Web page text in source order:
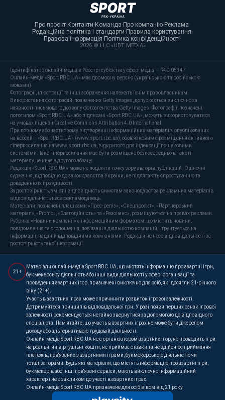
Про проєкт·Контакти·Команда·Про компанію·Реклама·
Редакційна політика і стандарти·Правила користування·
Правова інформація·Політика конфіденційності·
2026 © LLC «UBT MEDIA»
Ідентифікатор онлайн-медіа в Реєстрі суб’єктів у сфері медіа — R40-05347
Онлайн-медіа «Sport RBC.UA» має двомовну версію (українською та російською
мовами).
Фотографії, ілюстрації та інші зображення належать їхнім правовласникам.
Використання фотографій, позначених Getty Images, допускається виключно за
наявності письмового дозволу фотоагентства Getty Images. Фотографії, позначені
логотипом «Sport RBC.UA» або підписані «Sport RBC.UA», можуть використовуватися
на умовах ліцензії Creative Commons Attribution 4.0 International.
При повному або частковому відтворенні інформаційних матеріалів, опублікованих
на вебсайті «Sport RBC.UA» (www.sport.rbc.ua), обов'язковим є розміщення активного
гіперпосилання на www.sport.rbc.ua, відкритого для індексації пошуковими
системами. Таке гіперпосилання має бути розміщене безпосередньо в тексті
матеріалу не нижче другого абзацу.
Редакція «Sport RBC.UA» може не поділяти точку зору авторів публікацій. Оціночні
судження, відповідно до законодавства України, не підлягають спростуванню та
доведенню їх правдивості.
За достовірність, зміст і відповідність вимогам законодавства рекламних матеріалів
відповідальність несе рекламодавець.
Матеріали, позначені плашками «Прес-реліз», «Спецпроєкт», «Партнерський
матеріал», «Promo», «Благодійність» та «Резонанс», розміщуються на правах реклами.
Рубрика «Новини компанії» є інформаційним форматом, що містить новини,
повідомлення та оголошення, пов'язані з діяльністю компаній, і ґрунтується на
інформації, наданій відповідними компаніями. Редакція не несе відповідальності за
достовірність такої інформації.
21+
Матеріали онлайн-медіа Sport RBC.UA, що містять інформацію про азартні ігри,
букмекерську діяльність або інші види діяльності у сфері організації та
проведення азартних ігор, призначені виключно для осіб, які досягли 21-річного
віку (21+).
Участь в азартних іграх може спричинити розвиток ігрової залежності.
Дотримуйтеся принципів відповідальної гри. У разі появи перших ознак ігрової
залежності рекомендується негайно звернутися за допомогою до відповідного
спеціаліста. Пам'ятайте, що участь в азартних іграх не може бути джерелом
доходу або альтернативою трудовій діяльності.
Онлайн-медіа Sport RBC.UA не є організатором азартних ігор, не проводить ігри
на реальні чи віртуальні кошти, не приймає ставки та не здійснює приймання
платежів, пов'язаних з азартними іграми, букмекерською діяльністю чи
тоталізаторами. Будь-які матеріали, що містять інформацію про азартні ігри,
букмекерів або інші пов'язані сервіси, мають виключно інформаційний
характер і не є закликом до участі в азартних іграх.
Онлайн-медіа Sport RBC.UA призначене для осіб віком від 21 року.